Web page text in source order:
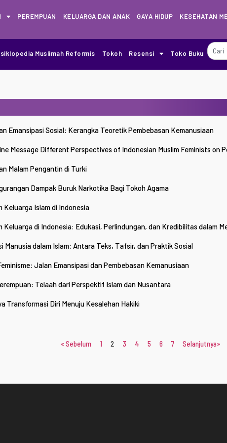
PEREMPUAN KELUARGA DAN ANAK GAYA HIDUP KESEHATAN
Muslimah Reformis Tokoh Resensi Toko Buku
Emansipasi Sosial: Kerangka Teoretik Pembebasan Kemanusiaan
Message Different Perspectives of Indonesian Muslim Feminists on
Malam Pengantin di Turki
Dampak Buruk Narkotika Bagi Tokoh Agama
Keluarga Islam di Indonesia
Keluarga di Indonesia: Edukasi, Perlindungan, dan Kredibilitas dalam
Manusia dalam Islam: Antara Teks, Tafsir, dan Praktik Sosial
Jalan Emansipasi dan Pembebasan Kemanusiaan
Telaah dari Perspektif Islam dan Nusantara
Transformasi Diri Menuju Kesalehan Hakiki
« Sebelum 1 2 3 4 5 6 7 Selanjutnya»